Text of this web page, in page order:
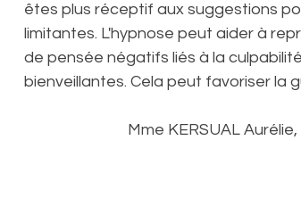
êtes plus réceptif aux suggestions
limitantes. L'hypnose peut aider à
de pensée négatifs liés à la
bienveillantes. Cela peut favoriser la
Mme KERSUAL